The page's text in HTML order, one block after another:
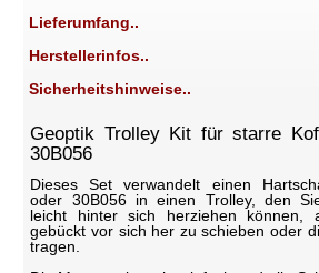
Lieferumfang..
Herstellerinfos..
Sicherheitshinweise..
Geoptik Trolley Kit für starre
30B056
Dieses Set verwandelt einen
oder 30B056 in einen Trolley, den
leicht hinter sich herziehen können,
gebückt vor sich her zu schieben oder
tragen.